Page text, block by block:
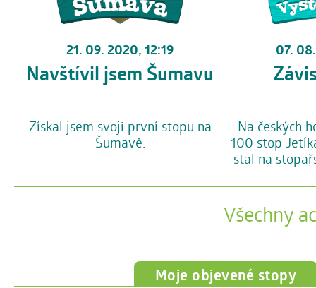
21. 09. 2020, 12:19
Navštívil jsem Šumavu
Získal jsem svoji první stopu na
Šumavě.
07.
Na českých
100 stop
stal na
Všechny
Moje objevené stopy